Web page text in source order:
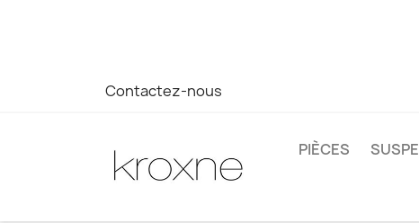
Contactez-nous
PIÈCES